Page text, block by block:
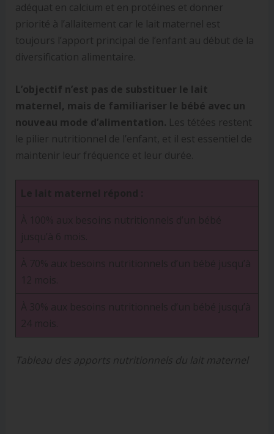
adéquat en calcium et en protéines et donner
priorité à l’allaitement car le lait maternel est
toujours l’apport principal de l’enfant au début de la
diversification alimentaire.
L’objectif n’est pas de substituer le lait
maternel, mais de familiariser le bébé avec un
nouveau mode d’alimentation. Les tétées restent
le pilier nutritionnel de l’enfant, et il est essentiel de
maintenir leur fréquence et leur durée.
Tableau des apports nutritionnels du lait maternel